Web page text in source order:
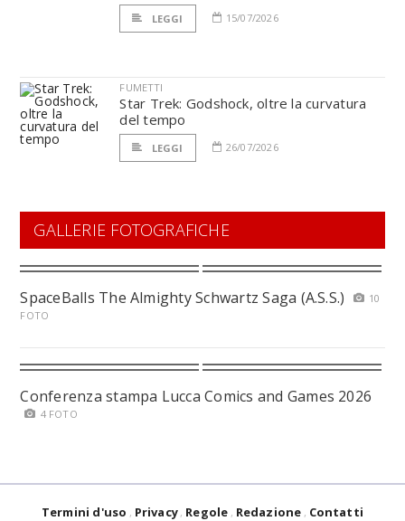
LEGGI 15/07/2026
FUMETTI
Star Trek: Godshock, oltre la curvatura
del tempo
LEGGI 26/07/2026
GALLERIE FOTOGRAFICHE
SpaceBalls The Almighty Schwartz Saga (A.S.S.)
10
FOTO
Conferenza stampa Lucca Comics and Games 2026
4 FOTO
Termini d'uso Privacy Regole Redazione Contatti